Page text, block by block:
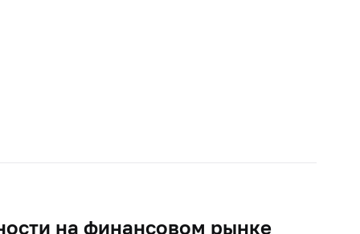
на финансовом рынке